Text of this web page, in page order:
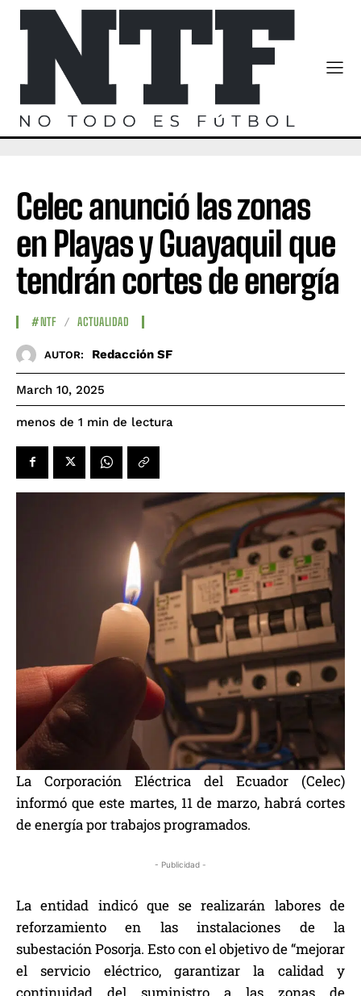
Celec anunció las zonas
en Playas y Guayaquil que
tendrán cortes de energía
#NTF ACTUALIDAD
AUTOR: Redacción SF
March 10, 2025
menos de 1 min de lectura
La Corporación Eléctrica del Ecuador (Celec)
informó que este martes, 11 de marzo, habrá cortes
de energía por trabajos programados.
- Publicidad -
La entidad indicó que se realizarán labores de
reforzamiento en las instalaciones de la
subestación Posorja. Esto con el objetivo de “mejorar
el servicio eléctrico, garantizar la calidad y